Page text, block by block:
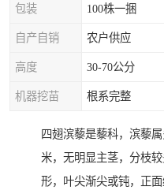
包装 100株一捆
自产自销 农户供应
高度 30-70公分
机器挖苗 根系完整
四翅滨藜是藜科，滨藜
米，无明显主茎，分枝
形，叶尖渐尖或钝，正